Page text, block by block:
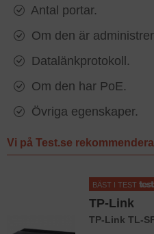
Antal portar.
Om den är
Datalänkprotokoll.
Om den har PoE.
Övriga egenskaper.
Vi på Test.se
BÄST I TEST
TP-Link
TP-Link TL-